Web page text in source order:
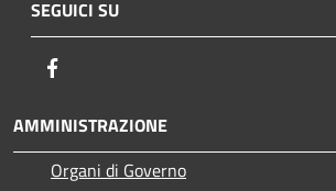
SEGUICI SU
AMMINISTRAZIONE
Organi di Governo